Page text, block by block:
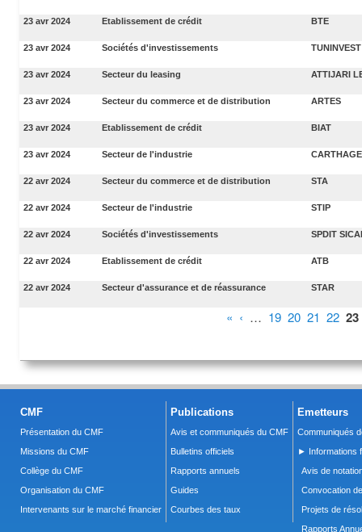
23 avr 2024 Etablissement de crédit BTE
23 avr 2024 Sociétés d'investissements TUNINVEST
23 avr 2024 Secteur du leasing ATTIJARI
23 avr 2024 Secteur du commerce et de distribution ARTES
23 avr 2024 Etablissement de crédit BIAT
23 avr 2024 Secteur de l'industrie
22 avr 2024 Secteur du commerce et de distribution STA
22 avr 2024 Secteur de l'industrie STIP
22 avr 2024 Sociétés d'investissements SPDIT
22 avr 2024 Etablissement de crédit ATB
22 avr 2024 Secteur d'assurance et de réassurance STAR
« ‹ … 19 20 21 22 23
CMF
Présentation du CMF
Missions du CMF
Collège du CMF
Organisation du CMF
Intervenants sur le marché financier
Publications
Avis et communiqués du CMF
Bulletins officiels
Rapports annuels
Guides
Courbes des taux
Emetteurs
Communiqués
► Informations
Avis de
Convocation
Projets de
Rapports